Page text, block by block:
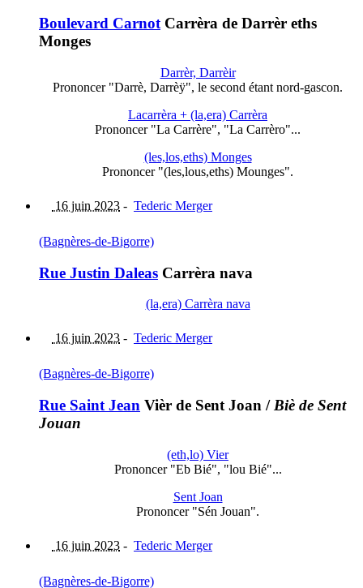
Boulevard CarnotCarrèra de Darrèr eths
Monges
Darrèr, Darrèir
Prononcer "Darrè, Darrèÿ", le second étant nord-gascon.
Lacarrèra + (la,era) Carrèra
Prononcer "La Carrère", "La Carrèro"...
(les,los,eths) Monges
Prononcer "(les,lous,eths) Mounges".
16 juin 2023 - Tederic Merger
(Bagnères-de-Bigorre)
Rue Justin Daleas Carrèra nava
(la,era) Carrèra nava
16 juin 2023 - Tederic Merger
(Bagnères-de-Bigorre)
Rue Saint Jean Vièr de Sent Joan / Biè de Sent
Jouan
(eth,lo) Vier
Prononcer "Eb Bié", "lou Bié"...
Sent Joan
Prononcer "Sén Jouan".
16 juin 2023 - Tederic Merger
(Bagnères-de-Bigorre)